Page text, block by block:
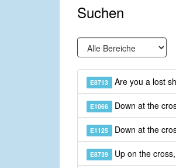
Suchen
E8713 Are you a lost
E1066 Down at the
E1125 Down at the
E8739 Up on the